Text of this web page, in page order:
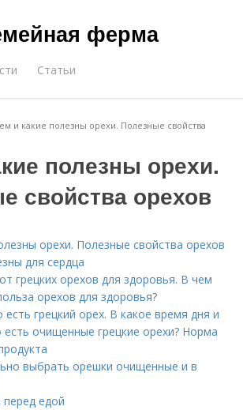
ферма
Статьи
и какие полезны орехи. Полезные свойства
полезны орехи.
свойства орехов
орехи. Полезные свойства орехов
для сердца
грецких орехов для здоровья. В чем
орехов для здоровья?
есть грецкий орех. В какое время дня и
есть очищенные грецкие орехи? Норма
выбрать орешки очищенные и в
едой